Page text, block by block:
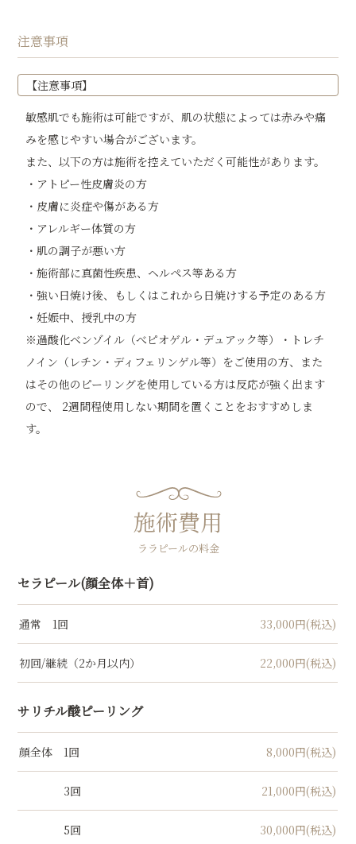
注意事項
【注意事項】
敏感肌でも施術は可能ですが、肌の状態によっては赤みや痛
みを感じやすい場合がございます。
また、以下の方は施術を控えていただく可能性があります。
・アトピー性皮膚炎の方
・皮膚に炎症や傷がある方
・アレルギー体質の方
・肌の調子が悪い方
・施術部に真菌性疾患、ヘルペス等ある方
・強い日焼け後、もしくはこれから日焼けする予定のある方
・妊娠中、授乳中の方
※過酸化ベンゾイル（べピオゲル・デュアック等）・トレチ
ノイン（レチン・ディフェリンゲル等）をご使用の方、また
はその他のピーリングを使用している方は反応が強く出ます
ので、 2週間程使用しない期間を置くことをおすすめしま
す。
施術費用
ララピールの料金
セラピール(顔全体＋首)
通常 1回 33,000円(税込)
初回/継続（2か月以内） 22,000円(税込)
サリチル酸ピーリング
顔全体 1回 8,000円(税込)
3回 21,000円(税込)
5回 30,000円(税込)